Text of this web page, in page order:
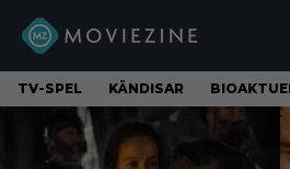
TV-SPEL KÄNDISAR